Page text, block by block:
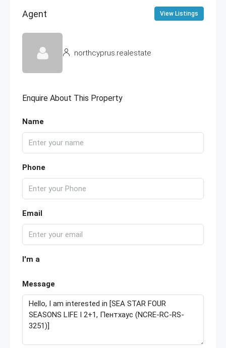
Agent View Listings
northcyprus.realestate
Enquire About This Property
Name
Phone
Email
I'm a
Message